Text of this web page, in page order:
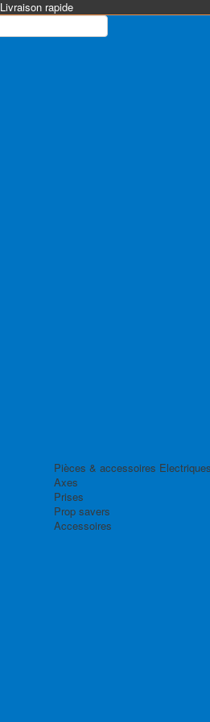
Livraison rapide
Pièces & accessoires
Axes
Prises
Prop savers
Accessoires